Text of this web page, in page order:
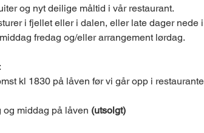
og nyt deilige måltid i vår restaurant.
i fjellet eller i dalen, eller late dager nede
fredag og/eller arrangement lørdag.
kl 1830 på låven før vi går opp i
middag på låven (utsolgt)